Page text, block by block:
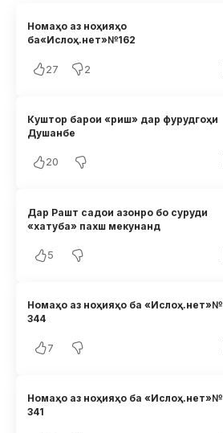
Номаҳо аз ноҳияҳо
ба«Ислоҳ.нет»№162
27 2
Куштор барои «риш» дар фурудгоҳи
Душанбе
20
Дар Рашт садои азонро бо суруди
«хатуба» пахш мекунанд
5
Номаҳо аз ноҳияҳо ба «Ислоҳ.нет»№
344
7
Номаҳо аз ноҳияҳо ба «Ислоҳ.нет»№
341